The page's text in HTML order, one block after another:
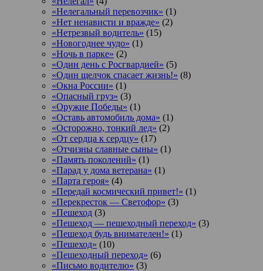
«Нелегальный перевозчик» (1)
«Нет ненависти и вражде» (2)
«Нетрезвый водитель» (15)
«Новогоднее чудо» (1)
«Ночь в парке» (2)
«Один день с Росгвардией» (5)
«Один щелчок спасает жизнь!» (8)
«Окна России» (1)
«Опасный груз» (3)
«Оружие Победы» (1)
«Оставь автомобиль дома» (1)
«Осторожно, тонкий лед» (2)
«От сердца к сердцу» (17)
«Отчизны славные сыны» (1)
«Память поколений» (1)
«Парад у дома ветерана» (1)
«Парта героя» (4)
«Передай космический привет!» (1)
«Перекресток — Светофор» (3)
«Пешеход (3)
«Пешеход — пешеходный переход» (3)
«Пешеход будь внимателен!» (1)
«Пешеход» (10)
«Пешеходный переход» (6)
«Письмо водителю» (3)